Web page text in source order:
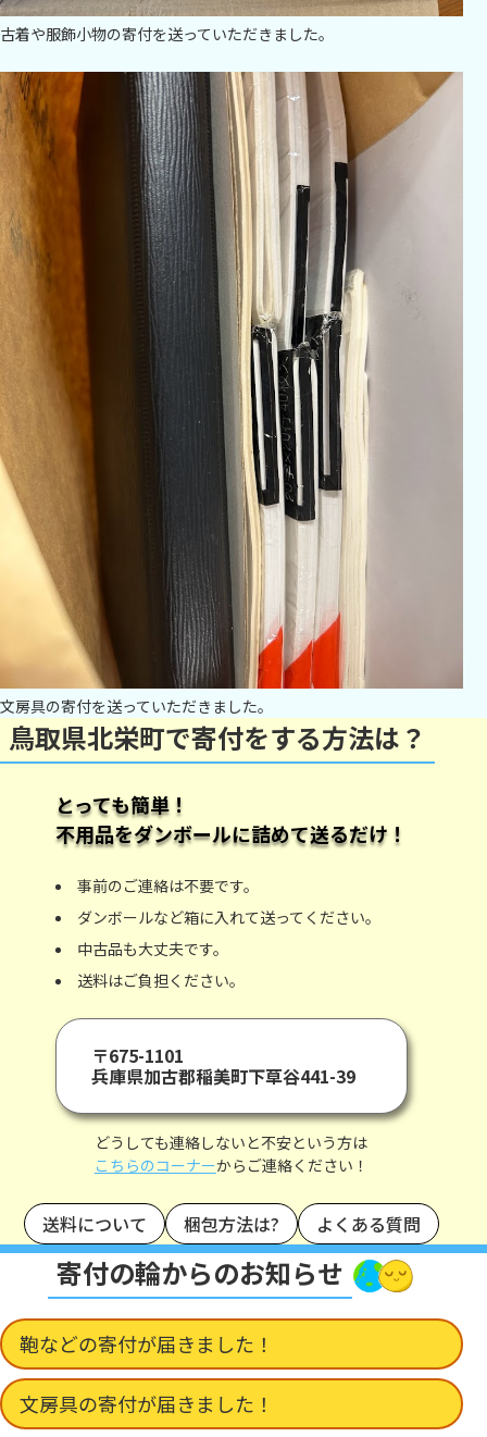
古着や服飾小物の寄付を送っていただきました。
文房具の寄付を送っていただきました。
鳥取県北栄町で寄付をする方法は？
とっても簡単！
不用品をダンボールに詰めて送るだけ！
事前のご連絡は不要です。
ダンボールなど箱に入れて送ってください。
中古品も大丈夫です。
送料はご負担ください。
〒675-1101
兵庫県加古郡稲美町下草谷441-39
どうしても連絡しないと不安という方は
こちらのコーナーからご連絡ください！
送料について 梱包方法は? よくある質問
寄付の輪からのお知らせ
鞄などの寄付が届きました！
文房具の寄付が届きました！